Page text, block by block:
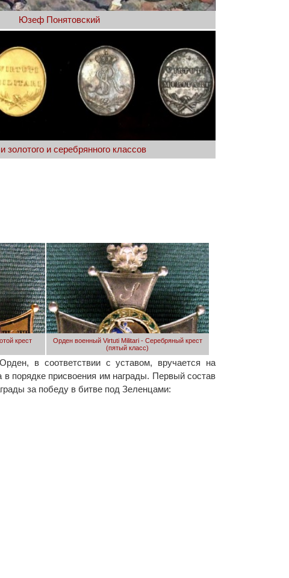
Юзеф Понятовский
золотого и серебрянного классов
крест
Орден военный Virtuti Militari - Серебряный крест
(пятый класс)
в соответствии с уставом, вручается на
порядке присвоения им награды. Первый состав
за победу в битве под Зеленцами: